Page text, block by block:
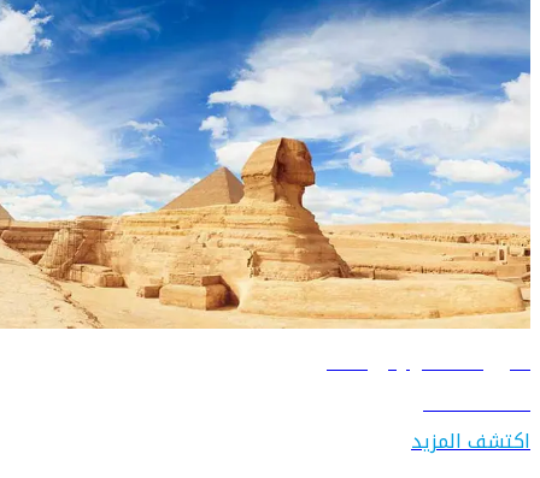
دليل السفر إلى مصر
اكتشف مصر
اكتشف المزيد